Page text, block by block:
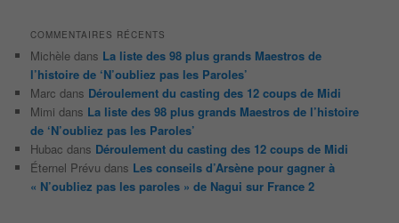
COMMENTAIRES RÉCENTS
Michèle dans La liste des 98 plus grands Maestros de
l’histoire de ‘N’oubliez pas les Paroles’
Marc dans Déroulement du casting des 12 coups de Midi
Mimi dans La liste des 98 plus grands Maestros de l’histoire
de ‘N’oubliez pas les Paroles’
Hubac dans Déroulement du casting des 12 coups de Midi
Éternel Prévu dans Les conseils d’Arsène pour gagner à
« N’oubliez pas les paroles » de Nagui sur France 2